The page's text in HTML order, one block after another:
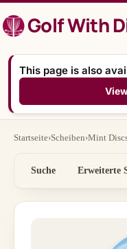
Inhalt
springenGolf With
This page is also
Startseite›Scheiben›Mint
Suche Erweiterte